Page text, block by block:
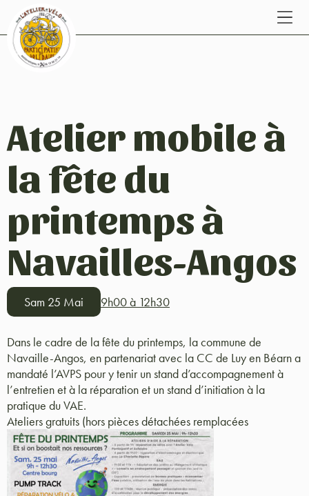
Atelier mobile à
la fête du
printemps à
Navailles-Angos
Sam 25 Mai 9h00 à 12h30
Dans le cadre de la fête du printemps, la commune de
Navaille-Angos, en partenariat avec la CC de Luy en Béarn a
mandaté l’AVPS pour y tenir un stand d’accompagnement à
l’entretien et à la réparation et un stand d’initiation à la
pratique du VAE.
Ateliers gratuits (hors pièces détachées remplacées